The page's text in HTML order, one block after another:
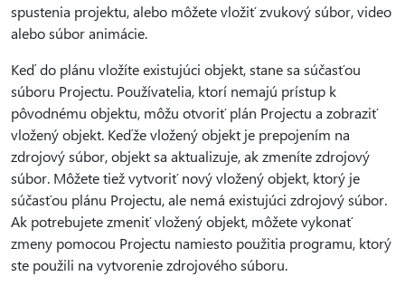
spustenia projektu, alebo môžete vložiť zvukový súbor, video
alebo súbor animácie.
Keď do plánu vložíte existujúci objekt, stane sa súčasťou
súboru Projectu. Používatelia, ktorí nemajú prístup k
pôvodnému objektu, môžu otvoriť plán Projectu a zobraziť
vložený objekt. Keďže vložený objekt je prepojením na
zdrojový súbor, objekt sa aktualizuje, ak zmeníte zdrojový
súbor. Môžete tiež vytvoriť nový vložený objekt, ktorý je
súčasťou plánu Projectu, ale nemá existujúci zdrojový súbor.
Ak potrebujete zmeniť vložený objekt, môžete vykonať
zmeny pomocou Projectu namiesto použitia programu, ktorý
ste použili na vytvorenie zdrojového súboru.